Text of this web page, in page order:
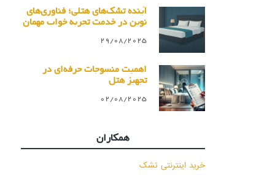
آینده تشک‌های هتلی؛ فناوری‌های
نوین در خدمت تجربه خواب مهمان
29/08/2025
اهمیت منسوجات حرفه‌ای در
تجهیز هتل
02/08/2025
همکاران
خرید اینترنتی تشک